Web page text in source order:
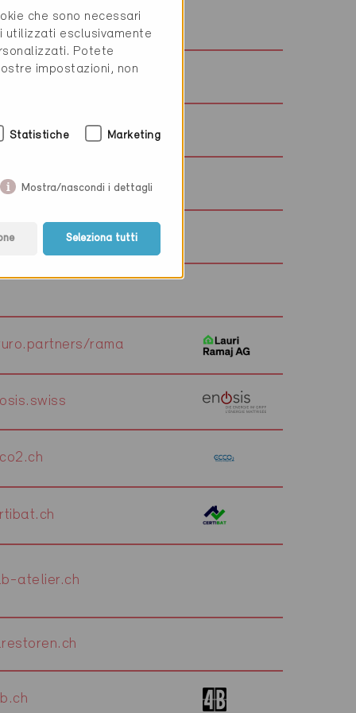
engineering.ch/
ramonage.ch
fr/
rama
atelier.ch
che sono necessari
utilizzati esclusivamente
Potete
impostazioni, non
Statistiche Marketing
Mostra/nascondi i dettagli
Seleziona tutti